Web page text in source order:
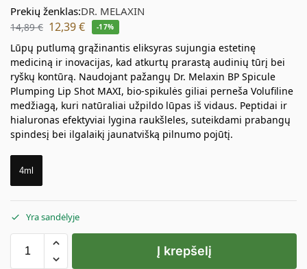
Prekių ženklas:DR. MELAXIN
14,89€ 12,39€ -17%
Lūpų putlumą grąžinantis eliksyras sujungia estetinę
mediciną ir inovacijas, kad atkurtų prarastą audinių tūrį bei
ryškų kontūrą. Naudojant pažangų Dr. Melaxin BP Spicule
Plumping Lip Shot MAXI, bio-spikulės giliai perneša Volufiline
medžiagą, kuri natūraliai užpildo lūpas iš vidaus. Peptidai ir
hialuronas efektyviai lygina raukšleles, suteikdami prabangų
spindesį bei ilgalaikį jaunatvišką pilnumo pojūtį.
4ml
Yra sandėlyje
Į krepšelį